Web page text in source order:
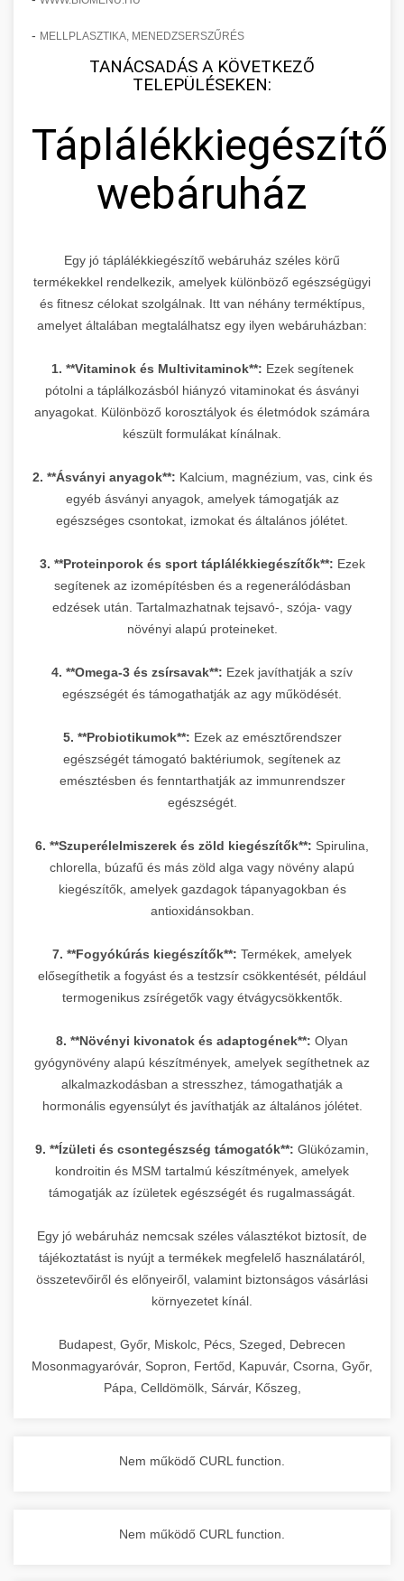
- MELLPLASZTIKA, MENEDZSERSZŰRÉS
TANÁCSADÁS A KÖVETKEZŐ
TELEPÜLÉSEKEN:
Táplálékkiegészítő
webáruház
Egy jó táplálékkiegészítő webáruház széles körű
termékekkel rendelkezik, amelyek különböző egészségügyi
és fitnesz célokat szolgálnak. Itt van néhány terméktípus,
amelyet általában megtalálhatsz egy ilyen webáruházban:
1. **Vitaminok és Multivitaminok**: Ezek segítenek
pótolni a táplálkozásból hiányzó vitaminokat és ásványi
anyagokat. Különböző korosztályok és életmódok számára
készült formulákat kínálnak.
2. **Ásványi anyagok**: Kalcium, magnézium, vas, cink és
egyéb ásványi anyagok, amelyek támogatják az
egészséges csontokat, izmokat és általános jólétet.
3. **Proteinporok és sport táplálékkiegészítők**: Ezek
segítenek az izomépítésben és a regenerálódásban
edzések után. Tartalmazhatnak tejsavó-, szója- vagy
növényi alapú proteineket.
4. **Omega-3 és zsírsavak**: Ezek javíthatják a szív
egészségét és támogathatják az agy működését.
5. **Probiotikumok**: Ezek az emésztőrendszer
egészségét támogató baktériumok, segítenek az
emésztésben és fenntarthatják az immunrendszer
egészségét.
6. **Szuperélelmiszerek és zöld kiegészítők**: Spirulina,
chlorella, búzafű és más zöld alga vagy növény alapú
kiegészítők, amelyek gazdagok tápanyagokban és
antioxidánsokban.
7. **Fogyókúrás kiegészítők**: Termékek, amelyek
elősegíthetik a fogyást és a testzsír csökkentését, például
termogenikus zsírégetők vagy étvágycsökkentők.
8. **Növényi kivonatok és adaptogének**: Olyan
gyógynövény alapú készítmények, amelyek segíthetnek az
alkalmazkodásban a stresszhez, támogathatják a
hormonális egyensúlyt és javíthatják az általános jólétet.
9. **Ízületi és csontegészség támogatók**: Glükózamin,
kondroitin és MSM tartalmú készítmények, amelyek
támogatják az ízületek egészségét és rugalmasságát.
Egy jó webáruház nemcsak széles választékot biztosít, de
tájékoztatást is nyújt a termékek megfelelő használatáról,
összetevőiről és előnyeiről, valamint biztonságos vásárlási
környezetet kínál.
Budapest, Győr, Miskolc, Pécs, Szeged, Debrecen
Mosonmagyaróvár, Sopron, Fertőd, Kapuvár, Csorna, Győr,
Pápa, Celldömölk, Sárvár, Kőszeg,
Nem működő CURL function.
Nem működő CURL function.